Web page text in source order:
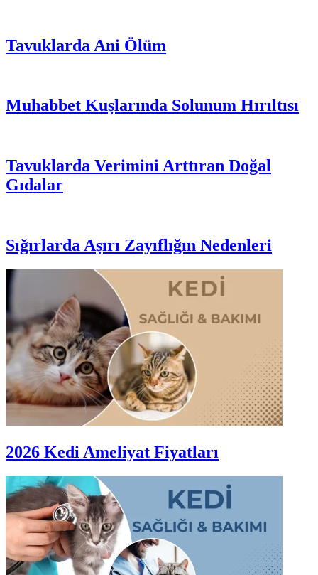
Tavuklarda Ani Ölüm
Muhabbet Kuşlarında Solunum Hırıltısı
Tavuklarda Verimini Arttıran Doğal
Gıdalar
Sığırlarda Aşırı Zayıflığın Nedenleri
2026 Kedi Ameliyat Fiyatları